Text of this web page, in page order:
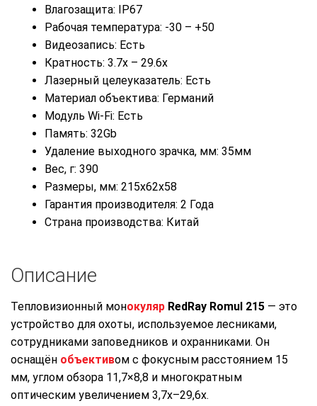
Влагозащита: IP67
Рабочая температура: -30 – +50
Видеозапись: Есть
Кратность: 3.7x – 29.6x
Лазерный целеуказатель: Есть
Материал объектива: Германий
Модуль Wi-Fi: Есть
Память: 32Gb
Удаление выходного зрачка, мм: 35мм
Вес, г: 390
Размеры, мм: 215x62x58
Гарантия производителя: 2 Года
Страна производства: Китай
Описание
Тепловизионный монокуляр RedRay Romul 215 — это
устройство для охоты, используемое лесниками,
сотрудниками заповедников и охранниками. Он
оснащён объективом с фокусным расстоянием 15
мм, углом обзора 11,7×8,8 и многократным
оптическим увеличением 3,7x–29,6x.